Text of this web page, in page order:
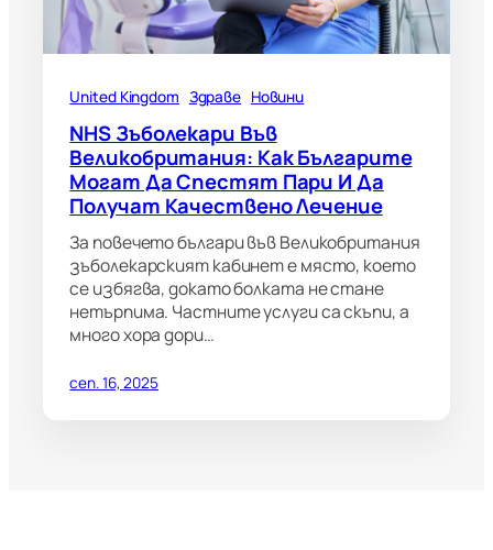
United Kingdom Здраве Новини
NHS Зъболекари Във
Великобритания: Как Българите
Могат Да Спестят Пари И Да
Получат Качествено Лечение
За повечето българи във Великобритания
зъболекарският кабинет е място, което
се избягва, докато болката не стане
нетърпима. Частните услуги са скъпи, а
много хора дори…
сеп. 16, 2025